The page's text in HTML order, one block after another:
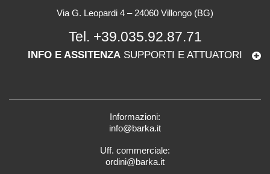
Via G. Leopardi 4 – 24060 Villongo (BG)
Tel. +39.035.92.87.71
INFO E ASSITENZA SUPPORTI E ATTUATORI
Informazioni:
info@barka.it
Uff. commerciale:
ordini@barka.it